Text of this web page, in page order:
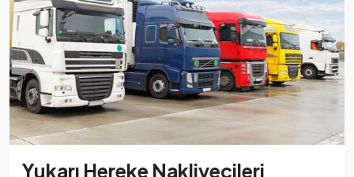
Yukarı Hereke Nakliyecileri